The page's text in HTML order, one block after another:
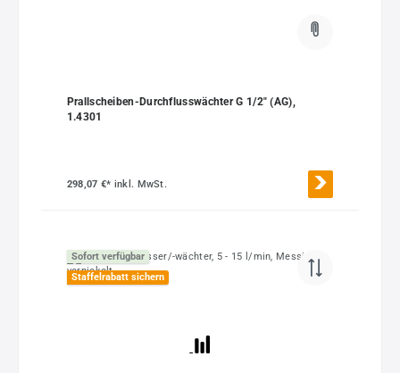
Prallscheiben-Durchflusswächter G 1/2" (AG),
1.4301
298,07 €* inkl. MwSt.
Sofort verfügbar
Staffelrabatt sichern